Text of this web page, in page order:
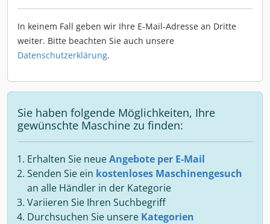
In keinem Fall geben wir Ihre E-Mail-Adresse an Dritte
weiter. Bitte beachten Sie auch unsere
Datenschutzerklärung.
Sie haben folgende Möglichkeiten, Ihre
gewünschte Maschine zu finden:
Erhalten Sie neueAngebote per E-Mail
Senden Sie ein kostenloses Maschinengesuch
an alle Händler in der Kategorie
Variieren Sie Ihren Suchbegriff
Durchsuchen Sie unsere Kategorien